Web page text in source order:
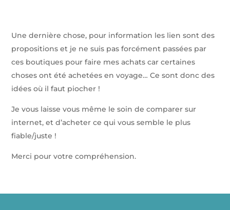
Une dernière chose, pour information les lien sont des
propositions et je ne suis pas forcément passées par
ces boutiques pour faire mes achats car certaines
choses ont été achetées en voyage… Ce sont donc des
idées où il faut piocher !
Je vous laisse vous même le soin de comparer sur
internet, et d’acheter ce qui vous semble le plus
fiable/juste !
Merci pour votre compréhension.